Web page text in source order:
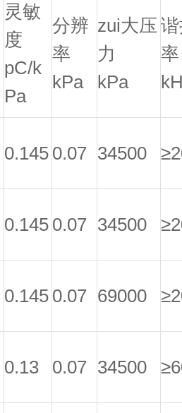
灵敏
度
pC/k
Pa
分辨
率
kPa
zui大压
力
kPa
率
0.145 0.07 34500
0.145 0.07 34500
0.145 0.07 69000
0.13 0.07 34500